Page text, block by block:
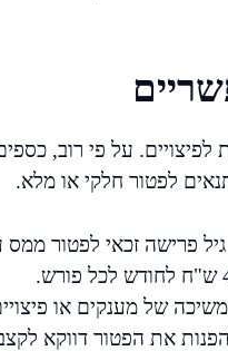
לפיצויים. על פי רוב,
לפטור חלקי או מלא.
פרישה זכאי לפטור
של מענקים או
את הפטור דווקא